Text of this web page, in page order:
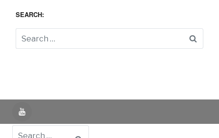
SEARCH:
YouTube